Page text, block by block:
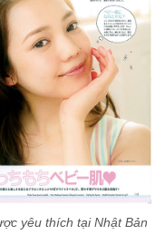
yêu thích tại Nhật Bản